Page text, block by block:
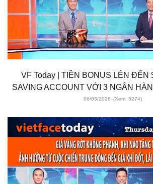
VF Today | TIỀN BONUS LÊN ĐẾN
SAVING ACCOUNT VỚI 3 NGÂN
06/03/2026 (Xem: 5274)